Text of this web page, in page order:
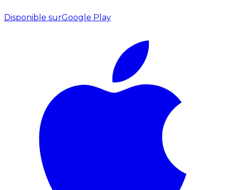
Disponible surGoogle Play